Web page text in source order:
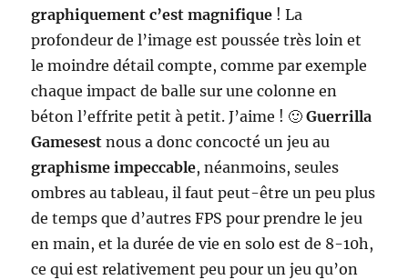
graphiquement c’est magnifique ! La
profondeur de l’image est poussée très loin et
le moindre détail compte, comme par exemple
chaque impact de balle sur une colonne en
béton l’effrite petit à petit. J’aime ! 🙂Guerrilla
Gamesest nous a donc concocté un jeu au
graphisme impeccable, néanmoins, seules
ombres au tableau, il faut peut-être un peu plus
de temps que d’autres FPS pour prendre le jeu
en main, et la durée de vie en solo est de 8-10h,
ce qui est relativement peu pour un jeu qu’on